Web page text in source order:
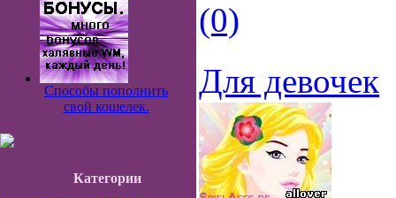
Способы пополнить
свой кошелек.
Категории
(0)
Для девочек